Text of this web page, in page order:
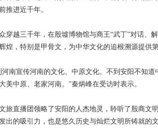
推进近千年。
越三千年，在殷墟博物馆与商王“武丁”对话、
煌，特别是甲骨文，为中华文化的追根溯源提供第
宣传河南的文化、中原文化。不到安阳不知道
美中原、老家河南。”秦炳峰在受访时表示。
直播团领略了安阳的人杰地灵，聆听了殷商文
出的吸引力，也是悠久历史与灿烂文明所铸就的文